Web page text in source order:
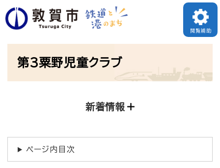
ペ
ー
閲覧補助
第3粟野児童クラブ
新着情報
ページ内目次